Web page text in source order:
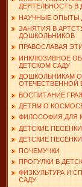
ДЕЯТЕЛЬНОСТЬ В
НАУЧНЫЕ ОПЫТЫ
ЗАНЯТИЯ В
ДОШКОЛЬНИКОВ
ПРАВОСЛАВАЯ
ИНКЛЮЗИВНОЕ
ДЕТСКОМ САДУ
ДОШКОЛЬНИКАМ О
ОТЕЧЕСТВЕННОЙ
ВОСПИТАНИЕ
ДЕТЯМ О
ФИЛОСОФИЯ ДЛЯ
ДЕТСКИЕ
ДЕТСКИЕ ПЕСЕНКИ
ПОЧЕМУЧКИ
ПРОГУЛКИ В
ФИЗКУЛЬТУРА И
САДУ